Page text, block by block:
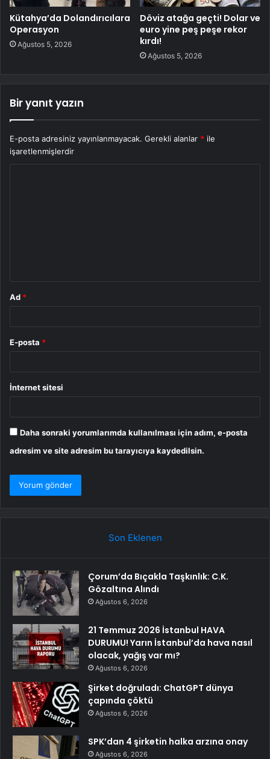
Kütahya’da Dolandırıcılara
Operasyon
Ağustos 5, 2026
Döviz atağa geçti! Dolar ve
euro yine peş peşe rekor
kırdı!
Ağustos 5, 2026
Bir yanıt yazın
E-posta adresiniz yayınlanmayacak. Gerekli alanlar * ile
işaretlenmişlerdir
Ad *
E-posta *
İnternet sitesi
Daha sonraki yorumlarımda kullanılması için adım, e-posta
adresim ve site adresim bu tarayıcıya kaydedilsin.
Son Eklenen
Çorum’da Bıçakla Taşkınlık: C.K.
Gözaltına Alındı
Ağustos 6, 2026
21 Temmuz 2026 İstanbul HAVA
DURUMU! Yarın İstanbul’da hava nasıl
olacak, yağış var mı?
Ağustos 6, 2026
Şirket doğruladı: ChatGPT dünya
çapında çöktü
Ağustos 6, 2026
SPK’dan 4 şirketin halka arzına onay
Ağustos 6, 2026